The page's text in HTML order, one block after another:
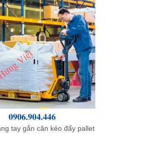
tay gắn cân kéo đẩy pallet